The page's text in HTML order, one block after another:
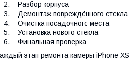
2. Разбор корпуса
3. Демонтаж повреждённого стекла
4. Очистка посадочного места
5. Установка нового стекла
6. Финальная проверка
этап ремонта камеры iPhone XS